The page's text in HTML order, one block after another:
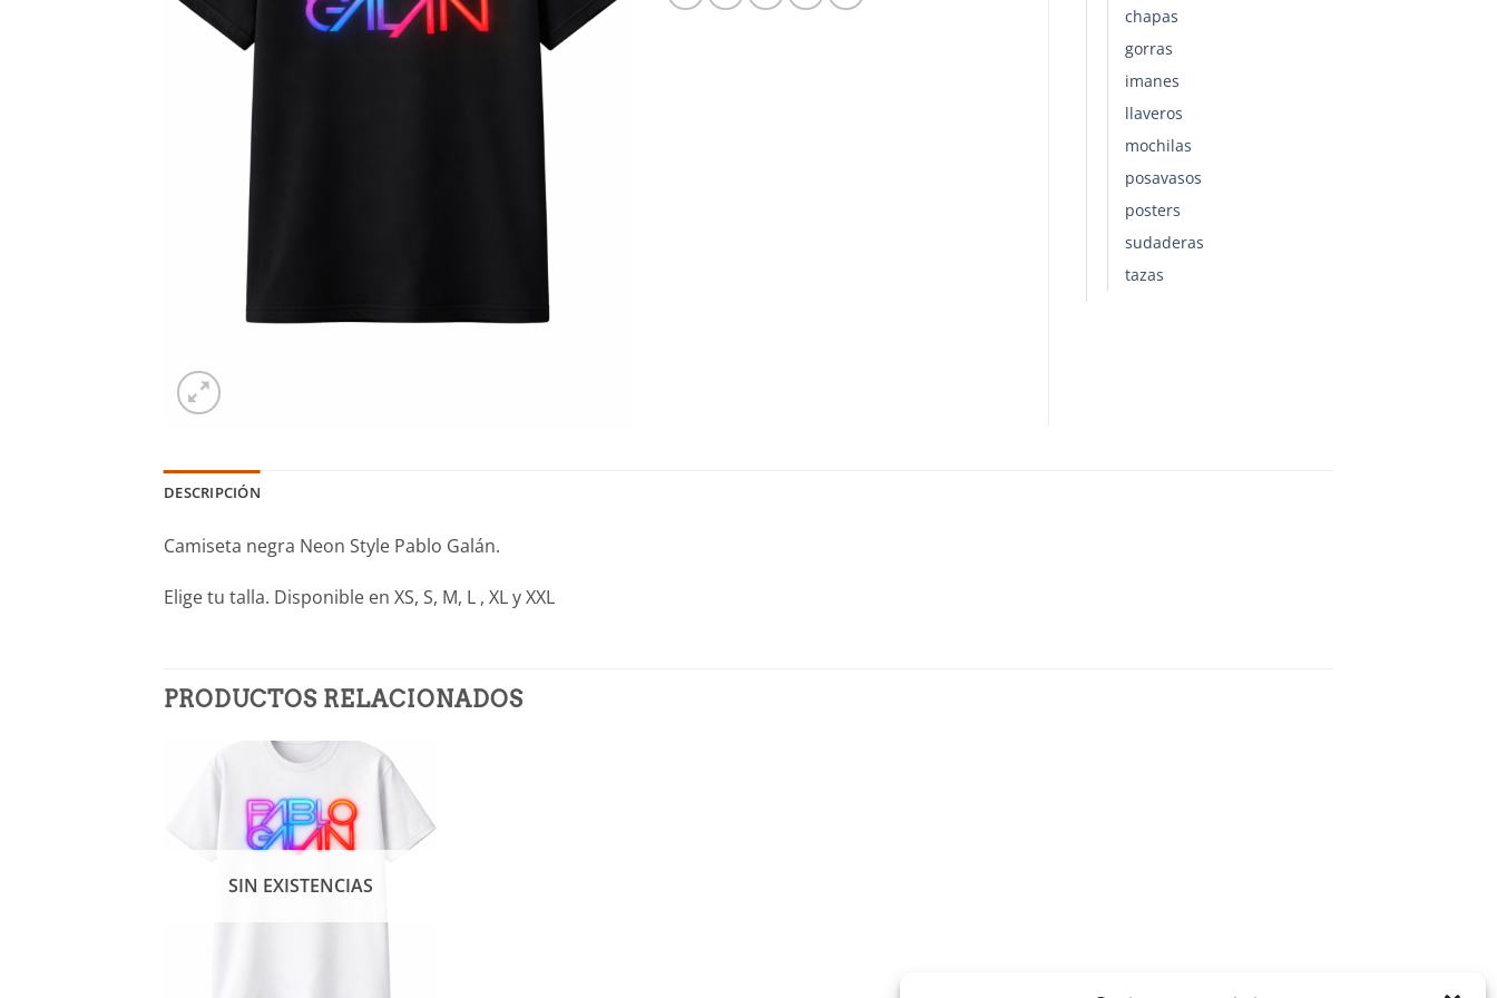
chapas
gorras
imanes
llaveros
mochilas
posavasos
posters
sudaderas
tazas
DESCRIPCIÓN
Camiseta negra Neon Style Pablo Galán.
Elige tu talla. Disponible en XS, S, M, L , XL y XXL
PRODUCTOS RELACIONADOS
Añadir
lista de
deseos
SIN EXISTENCIAS